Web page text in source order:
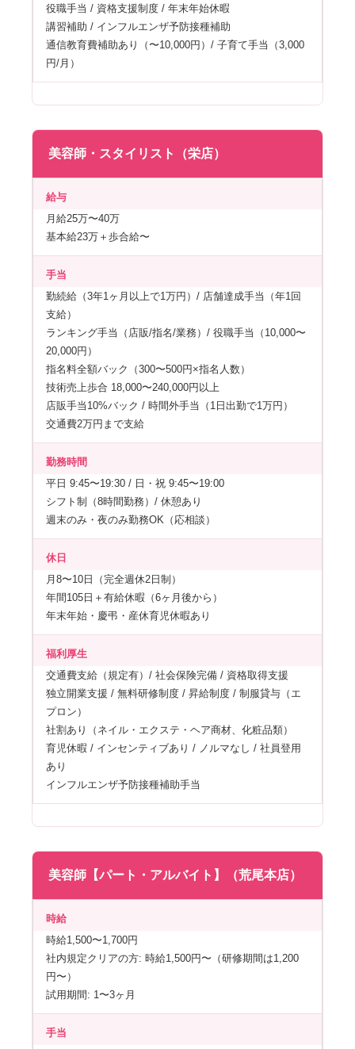
役職手当 / 資格支援制度 / 年末年始休暇
講習補助 / インフルエンザ予防接種補助
通信教育費補助あり（〜10,000円）/ 子育て手当（3,000
円/月）
美容師・スタイリスト（栄店）
給与
月給25万〜40万
基本給23万＋歩合給〜
手当
勤続給（3年1ヶ月以上で1万円）/ 店舗達成手当（年1回
支給）
ランキング手当（店販/指名/業務）/ 役職手当（10,000〜
20,000円）
指名料全額バック（300〜500円×指名人数）
技術売上歩合 18,000〜240,000円以上
店販手当10%バック / 時間外手当（1日出勤で1万円）
交通費2万円まで支給
勤務時間
平日 9:45〜19:30 / 日・祝 9:45〜19:00
シフト制（8時間勤務）/ 休憩あり
週末のみ・夜のみ勤務OK（応相談）
休日
月8〜10日（完全週休2日制）
年間105日＋有給休暇（6ヶ月後から）
年末年始・慶弔・産休育児休暇あり
福利厚生
交通費支給（規定有）/ 社会保険完備 / 資格取得支援
独立開業支援 / 無料研修制度 / 昇給制度 / 制服貸与（エ
プロン）
社割あり（ネイル・エクステ・ヘア商材、化粧品類）
育児休暇 / インセンティブあり / ノルマなし / 社員登用
あり
インフルエンザ予防接種補助手当
美容師【パート・アルバイト】（荒尾本店）
時給
時給1,500〜1,700円
社内規定クリアの方: 時給1,500円〜（研修期間は1,200
円〜）
試用期間: 1〜3ヶ月
手当